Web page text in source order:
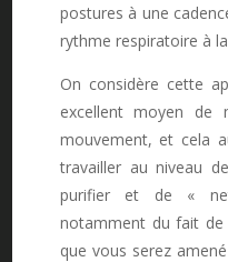
postures à une
rythme respiratoire à
On considère cette
excellent moyen de
mouvement, et cela
travailler au niveau
purifier et de «
notamment du fait de
que vous serez